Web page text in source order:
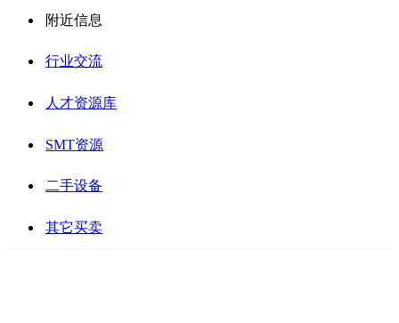
附近信息
行业交流
人才资源库
SMT资源
二手设备
其它买卖